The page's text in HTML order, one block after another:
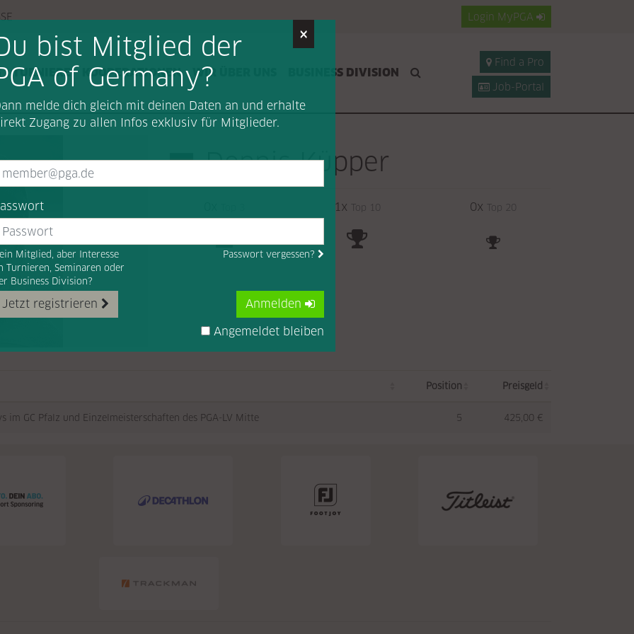
Login MyPGA
TURNIERE KOOPERATIONEN WIR ÜBER UNS BUSINESS DIVISION
Find a Pro
Job-Portal
Dennis Küpper
1x Top 10 0x Top 20
Position Preisgeld
im GC Pfalz und Einzelmeisterschaften des PGA-LV Mitte 5 425,00 €
×
bist Mitglied der
of Germany?
melde dich gleich mit deinen Daten an und erhalte
Zugang zu allen Infos exklusiv für Mitglieder.
Mitglied, aber Interesse
Turnieren, Seminaren oder
Business Division?
Passwort vergessen?
Jetzt registrieren Anmelden
Angemeldet bleiben